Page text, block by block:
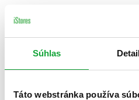
Súhlas
Táto webstránka používa